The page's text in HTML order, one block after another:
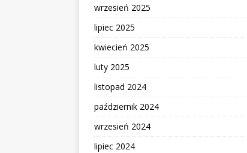
wrzesień 2025
lipiec 2025
kwiecień 2025
luty 2025
listopad 2024
październik 2024
wrzesień 2024
lipiec 2024